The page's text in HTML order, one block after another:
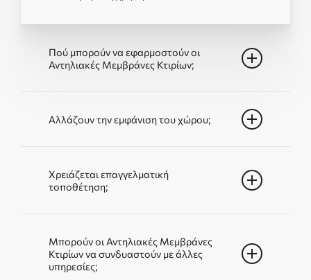
Πού μπορούν να εφαρμοστούν οι
Αντηλιακές Μεμβράνες Κτιρίων;
τζάμια, πόρτες, παράθυρα, προσόψεις ή
Αλλάζουν την εμφάνιση του χώρου;
μεμβράνης. Υπάρχουν διακριτικές επιλογές
αλλά και πιο έντονες αισθητικές λύσεις.
Χρειάζεται επαγγελματική
τοποθέτηση;
καθαρό φινίρισμα, καλύτερη διάρκεια και
αποφυγή ατελειών.
Μπορούν οι Αντηλιακές Μεμβράνες
Κτιρίων να συνδυαστούν με άλλες
υπηρεσίες;